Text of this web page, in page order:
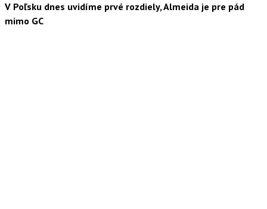
V Poľsku dnes uvidíme prvé rozdiely, Almeida je pre pád
mimo GC